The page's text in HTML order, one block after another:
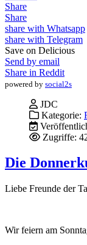
Share
Share
share with Whatsapp
share with Telegram
Save on Delicious
Send by email
Share in Reddit
powered by social2s
JDC
Kategorie:
Zugriffe:
Die
Liebe Freunde der
Wir feiern am